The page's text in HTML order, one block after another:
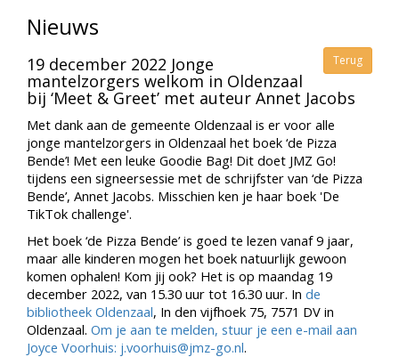
Nieuws
Terug
19 december 2022 Jonge
mantelzorgers welkom in Oldenzaal
bij ‘Meet & Greet’ met auteur Annet Jacobs
Met dank aan de gemeente Oldenzaal is er voor alle
jonge mantelzorgers in Oldenzaal het boek ‘de Pizza
Bende’! Met een leuke Goodie Bag! Dit doet JMZ Go!
tijdens een signeersessie met de schrijfster van ‘de Pizza
Bende’, Annet Jacobs. Misschien ken je haar boek 'De
TikTok challenge'.
Het boek ‘de Pizza Bende’ is goed te lezen vanaf 9 jaar,
maar alle kinderen mogen het boek natuurlijk gewoon
komen ophalen! Kom jij ook? Het is op maandag 19
december 2022, van 15.30 uur tot 16.30 uur. In de
bibliotheek Oldenzaal, In den vijfhoek 75, 7571 DV in
Oldenzaal. Om je aan te melden, stuur je een e-mail aan
Joyce Voorhuis: j.voorhuis@jmz-go.nl.